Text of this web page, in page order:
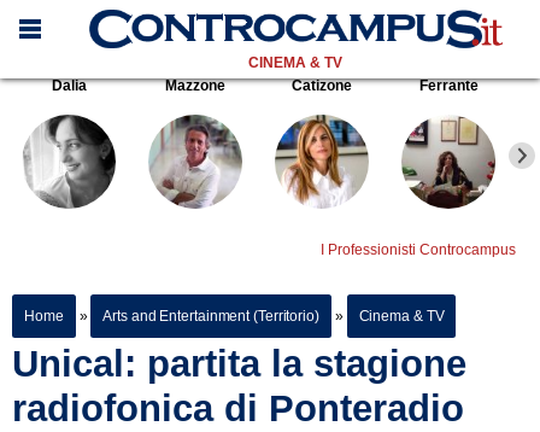
CINEMA & TV
Dalia
Mazzone Catizone Ferrante
I Professionisti Controcampus
Home » Arts and Entertainment (Territorio) » Cinema & TV
Unical: partita la stagione
radiofonica di Ponteradio